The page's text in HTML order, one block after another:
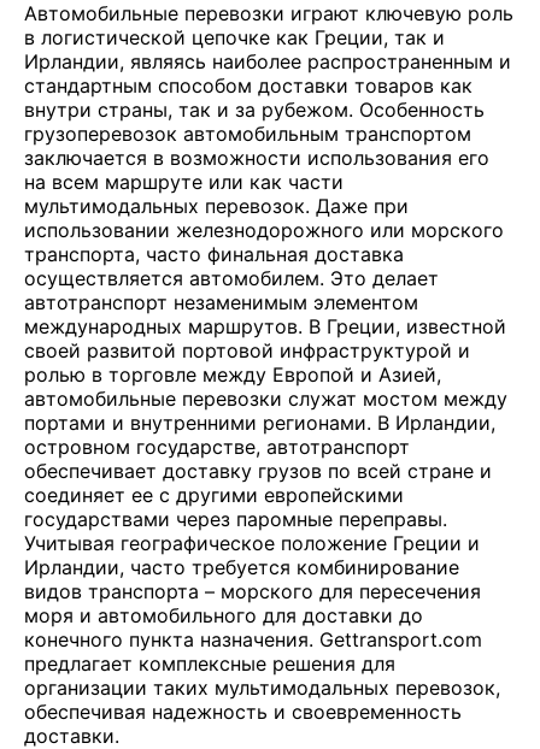
Автомобильные перевозки играют ключевую роль
в логистической цепочке как Греции, так и
Ирландии, являясь наиболее распространенным и
стандартным способом доставки товаров как
внутри страны, так и за рубежом. Особенность
грузоперевозок автомобильным транспортом
заключается в возможности использования его
на всем маршруте или как части
мультимодальных перевозок. Даже при
использовании железнодорожного или морского
транспорта, часто финальная доставка
осуществляется автомобилем. Это делает
автотранспорт незаменимым элементом
международных маршрутов. В Греции, известной
своей развитой портовой инфраструктурой и
ролью в торговле между Европой и Азией,
автомобильные перевозки служат мостом между
портами и внутренними регионами. В Ирландии,
островном государстве, автотранспорт
обеспечивает доставку грузов по всей стране и
соединяет ее с другими европейскими
государствами через паромные переправы.
Учитывая географическое положение Греции и
Ирландии, часто требуется комбинирование
видов транспорта – морского для пересечения
моря и автомобильного для доставки до
конечного пункта назначения. Gettransport.com
предлагает комплексные решения для
организации таких мультимодальных перевозок,
обеспечивая надежность и своевременность
доставки.